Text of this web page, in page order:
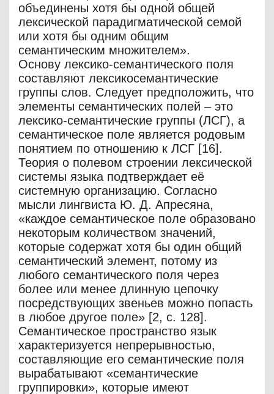
объединены хотя бы одной общей
лексической парадигматической семой
или хотя бы одним общим
семантическим множителем».
Основу лексико-семантического поля
составляют лексикосемантические
группы слов. Следует предположить, что
элементы семантических полей – это
лексико-семантические группы (ЛСГ), а
семантическое поле является родовым
понятием по отношению к ЛСГ [16].
Теория о полевом строении лексической
системы языка подтверждает её
системную организацию. Согласно
мысли лингвиста Ю. Д. Апресяна,
«каждое семантическое поле образовано
некоторым количеством значений,
которые содержат хотя бы один общий
семантический элемент, потому из
любого семантического поля через
более или менее длинную цепочку
посредствующих звеньев можно попасть
в любое другое поле» [2, с. 128].
Семантическое пространство язык
характеризуется непрерывностью,
составляющие его семантические поля
вырабатывают «семантические
группировки», которые имеют